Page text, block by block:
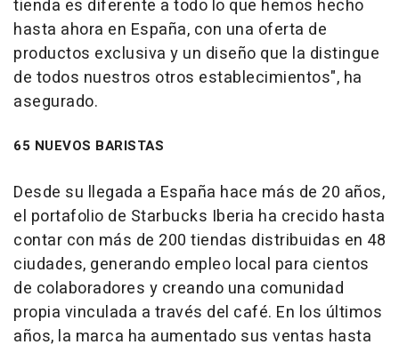
tienda es diferente a todo lo que hemos hecho
hasta ahora en España, con una oferta de
productos exclusiva y un diseño que la distingue
de todos nuestros otros establecimientos", ha
asegurado.
65 NUEVOS BARISTAS
Desde su llegada a España hace más de 20 años,
el portafolio de Starbucks Iberia ha crecido hasta
contar con más de 200 tiendas distribuidas en 48
ciudades, generando empleo local para cientos
de colaboradores y creando una comunidad
propia vinculada a través del café. En los últimos
años, la marca ha aumentado sus ventas hasta